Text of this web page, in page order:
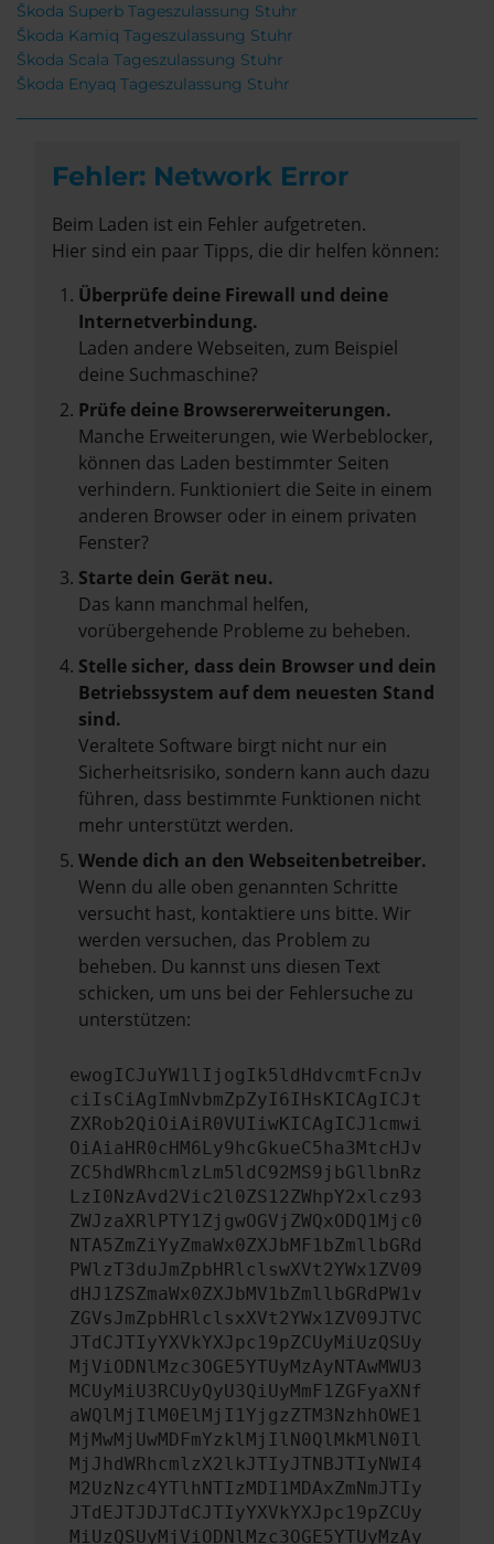
Škoda Superb Tageszulassung Stuhr
Škoda Kamiq Tageszulassung Stuhr
Škoda Scala Tageszulassung Stuhr
Škoda Enyaq Tageszulassung Stuhr
Fehler: Network Error
Beim Laden ist ein Fehler aufgetreten.
Hier sind ein paar Tipps, die dir helfen können:
Überprüfe deine Firewall und deine
Internetverbindung.
Laden andere Webseiten, zum Beispiel
deine Suchmaschine?
Prüfe deine Browsererweiterungen.
Manche Erweiterungen, wie Werbeblocker,
können das Laden bestimmter Seiten
verhindern. Funktioniert die Seite in einem
anderen Browser oder in einem privaten
Fenster?
Starte dein Gerät neu.
Das kann manchmal helfen,
vorübergehende Probleme zu beheben.
Stelle sicher, dass dein Browser und dein
Betriebssystem auf dem neuesten Stand
sind.
Veraltete Software birgt nicht nur ein
Sicherheitsrisiko, sondern kann auch dazu
führen, dass bestimmte Funktionen nicht
mehr unterstützt werden.
Wende dich an den Webseitenbetreiber.
Wenn du alle oben genannten Schritte
versucht hast, kontaktiere uns bitte. Wir
werden versuchen, das Problem zu
beheben. Du kannst uns diesen Text
schicken, um uns bei der Fehlersuche zu
unterstützen:
ewogICJuYW1lIjogIk5ldHdvcmtFcnJv
ciIsCiAgImNvbmZpZyI6IHsKICAgICJt
ZXRob2QiOiAiR0VUIiwKICAgICJ1cmwi
OiAiaHR0cHM6Ly9hcGkueC5ha3MtcHJv
ZC5hdWRhcmlzLm5ldC92MS9jbGllbnRz
LzI0NzAvd2Vic2l0ZS12ZWhpY2xlcz93
ZWJzaXRlPTY1ZjgwOGVjZWQxODQ1Mjc0
NTA5ZmZiYyZmaWx0ZXJbMF1bZmllbGRd
PWlzT3duJmZpbHRlclswXVt2YWx1ZV09
dHJ1ZSZmaWx0ZXJbMV1bZmllbGRdPW1v
ZGVsJmZpbHRlclsxXVt2YWx1ZV09JTVC
JTdCJTIyYXVkYXJpc19pZCUyMiUzQSUy
MjViODNlMzc3OGE5YTUyMzAyNTAwMWU3
MCUyMiU3RCUyQyU3QiUyMmF1ZGFyaXNf
aWQlMjIlM0ElMjI1YjgzZTM3NzhhOWE1
MjMwMjUwMDFmYzklMjIlN0QlMkMlN0Il
MjJhdWRhcmlzX2lkJTIyJTNBJTIyNWI4
M2UzNzc4YTlhNTIzMDI1MDAxZmNmJTIy
JTdEJTJDJTdCJTIyYXVkYXJpc19pZCUy
MiUzQSUyMjViODNlMzc3OGE5YTUyMzAy